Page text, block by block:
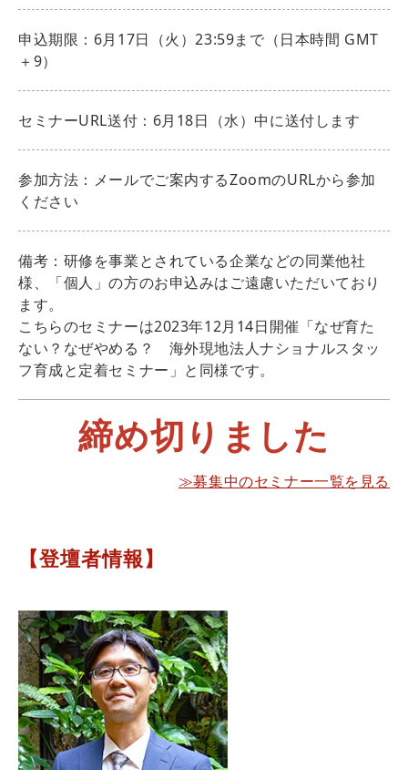
申込期限：6月17日（火）23:59まで（日本時間 GMT
＋9）
セミナーURL送付：6月18日（水）中に送付します
参加方法：メールでご案内するZoomのURLから参加
ください
備考：研修を事業とされている企業などの同業他社
様、「個人」の方のお申込みはご遠慮いただいており
ます。
こちらのセミナーは2023年12月14日開催「なぜ育た
ない？なぜやめる？ 海外現地法人ナショナルスタッ
フ育成と定着セミナー」と同様です。
締め切りました
≫募集中のセミナー一覧を見る
【登壇者情報】